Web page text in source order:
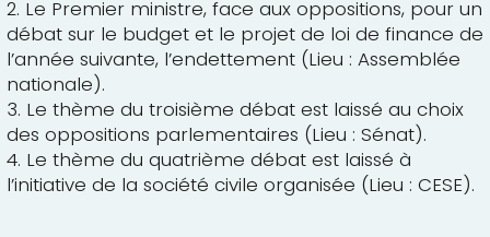
2. Le Premier ministre, face aux oppositions, pour un
débat sur le budget et le projet de loi de finance de
l’année suivante, l’endettement (Lieu : Assemblée
nationale).
3. Le thème du troisième débat est laissé au choix
des oppositions parlementaires (Lieu : Sénat).
4. Le thème du quatrième débat est laissé à
l’initiative de la société civile organisée (Lieu : CESE).